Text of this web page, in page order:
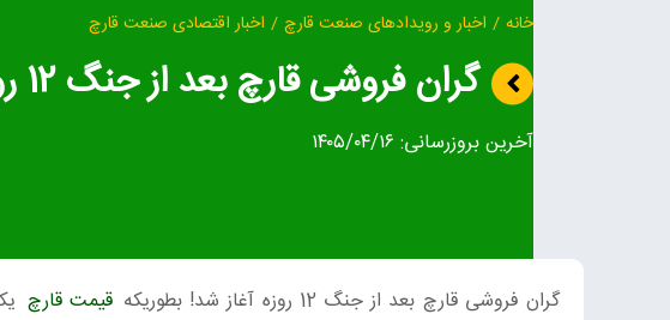
خانه / اخبار و رویدادهای صنعت قارچ / اخبار اقتصادی صنعت قارچ
گران فروشی قارچ بعد از جنگ 12 روزه
آخرین بروزرسانی: ۱۴۰۵/۰۴/۱۶
گران‌ فروشی قارچ بعد از جنگ 12 روزه آغاز شد! بطوریکه قیمت قارچ